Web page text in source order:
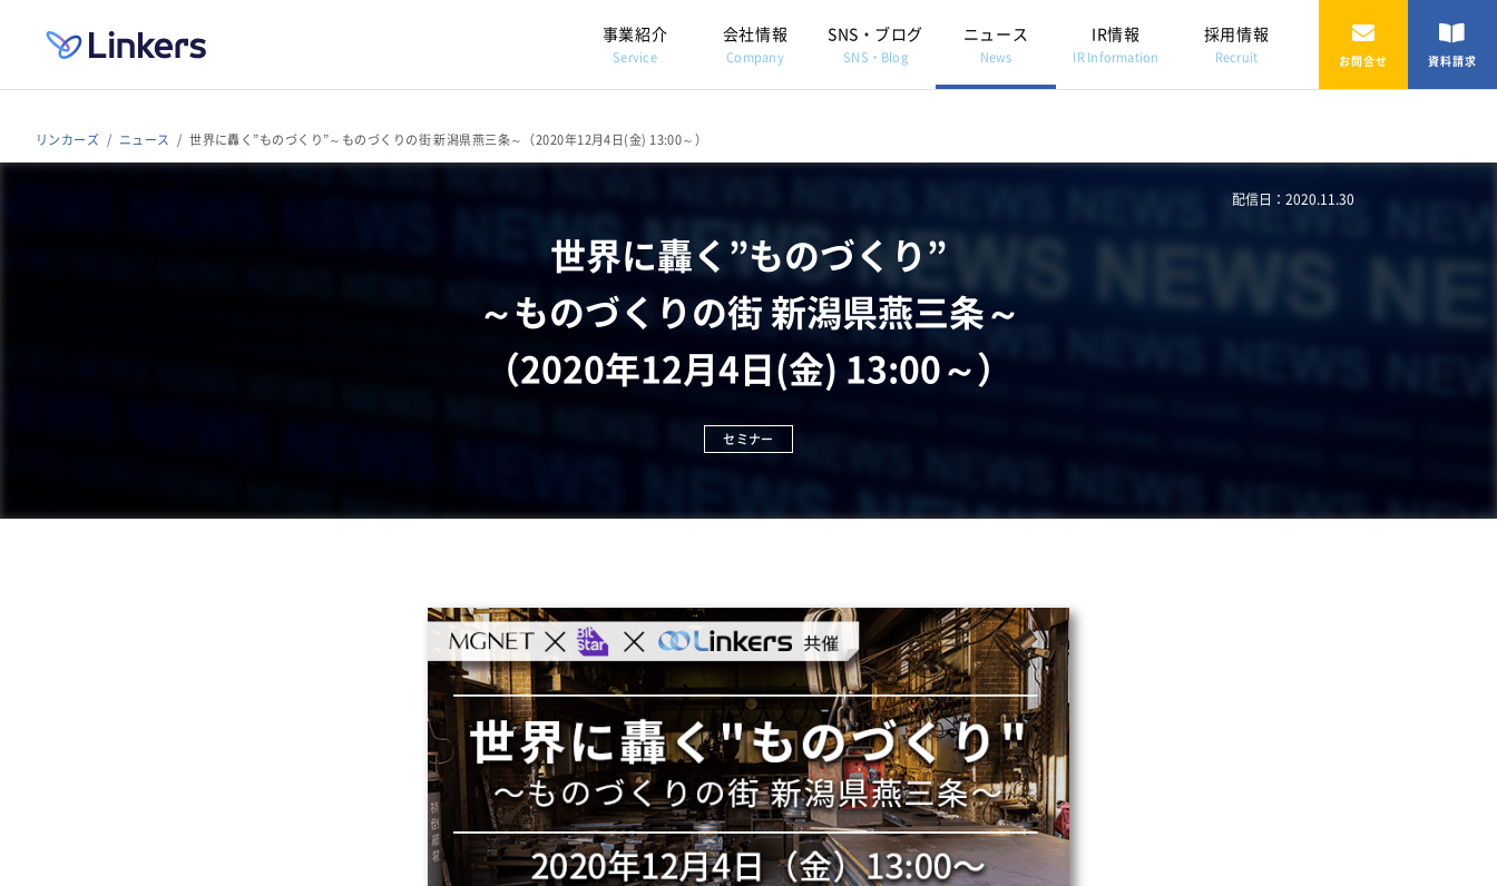
事業紹介
Service
会社情報
Company
SNS・ブログ
SNS・Blog
ニュース
News
IR情報
IR Information
採用情報
Recruit お問合せ 資料請求
リンカーズ ニュース 世界に轟く”ものづくり”～ものづくりの街 新潟県燕三条～（2020年12月4日(金) 13:00～）
配信日：2020.11.30
世界に轟く”ものづくり”
～ものづくりの街 新潟県燕三条～
（2020年12月4日(金) 13:00～）
セミナー